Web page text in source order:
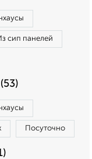
сип панелей
Посуточно